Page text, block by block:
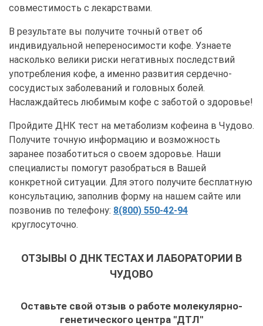
совместимость с лекарствами.
В результате вы получите точный ответ об
индивидуальной непереносимости кофе. Узнаете
насколько велики риски негативных последствий
употребления кофе, а именно развития сердечно-
сосудистых заболеваний и головных болей.
Наслаждайтесь любимым кофе с заботой о здоровье!
Пройдите ДНК тест на метаболизм кофеина в Чудово.
Получите точную информацию и возможность
заранее позаботиться о своем здоровье. Наши
специалисты помогут разобраться в Вашей
конкретной ситуации. Для этого получите бесплатную
консультацию, заполнив форму на нашем сайте или
позвонив по телефону: 8(800) 550-42-94
круглосуточно.
ОТЗЫВЫ О ДНК ТЕСТАХ И ЛАБОРАТОРИИ В
ЧУДОВО
Оставьте свой отзыв о работе молекулярно-
генетического центра "ДТЛ"